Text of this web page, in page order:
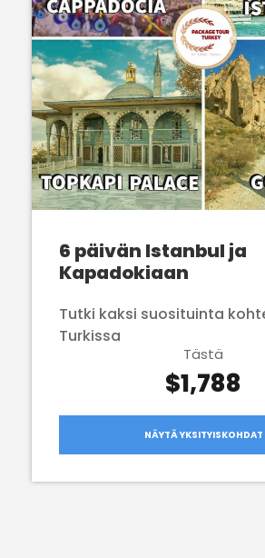
6 päivän Istanbul ja
Kapadokiaan
Tutki kaksi suosituinta
Turkissa
Tästä
$1,788
NÄYTÄ YKSITYISKOHDAT